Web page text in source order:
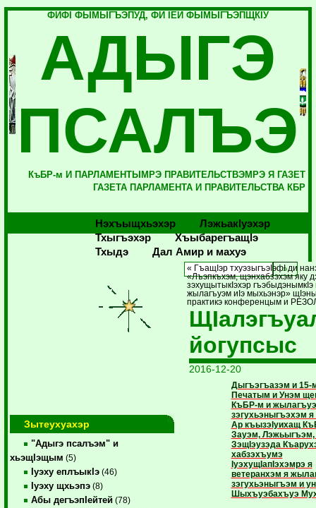
ФИФI ФЫМЫГЪЭПУД, ФИ IЕЙ ФЫМЫГЪЭПЩКIУ
АДЫГЭ
ПСАЛЪЭ
КъБР-м И ПАРЛАМЕНТЫМРЭ ПРАВИТЕЛЬСТВЭМРЭ Я ГАЗЕТ
ГАЗЕТА ПАРЛАМЕНТА И ПРАВИТЕЛЬСТВА КБР
Нэхъыщхьэхэр
Лэжьакlуэхэр
Тхыгъэхэр
Хъыбарегъащlэ
Тхыдэ
Дал Амир и махуэ
Зытеухуахэр
"Адыгэ псалъэм" и
хьэщIэщым (5)
Iуэху еплъыкIэ (46)
Iуэху щхьэпэ (8)
Абы дегъэпIейтей (78)
« ГъащIэр тхуэзыгъэIэфI ди
«Лъэпкъхэм, щэнхабзэхэм яку
зэхущытыкIэхэр гъэбыдэнымкIэ
жылагъуэм иIэ мыхьэнэр»
практикэ конференцым и
йогупсыс
2016-12-20
Дыгъэгъазэм и 15-
Печатым и Унэм
КъБР-м и жылагъуэ
зэгухьэныгъэхэм я
Ар къызэIуихащ
Зауэм, Лэжьыгъэм,
ЗэщIэузэда
хабзэхъумэ
IуэхущIапIэхэмрэ я
ветеранхэм я
зэгухьэныгъэм и
Шыхъуэбахъуэ